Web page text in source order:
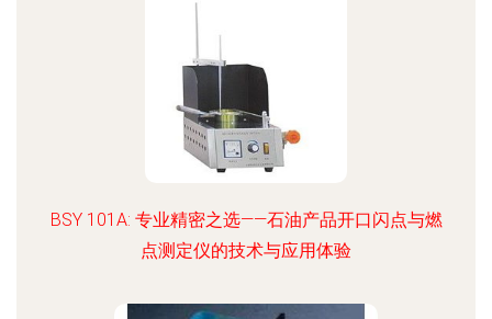
BSY 101A: 专业精密之选——石油产品开口闪点与燃
点测定仪的技术与应用体验